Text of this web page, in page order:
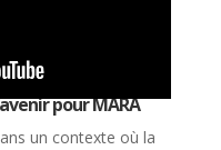
pour MARA
un contexte où la